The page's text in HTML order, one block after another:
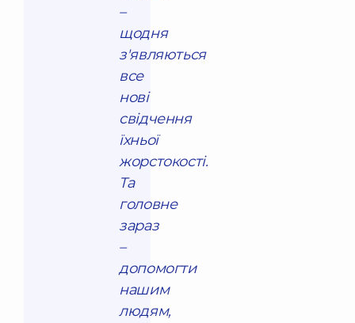
–
щодня
з'являються
все
нові
свідчення
їхньої
жорстокості.
Та
головне
зараз
–
допомогти
нашим
людям,